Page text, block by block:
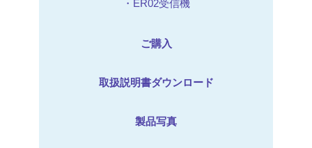
・ER02受信機
ご購入
取扱説明書ダウンロード
製品写真